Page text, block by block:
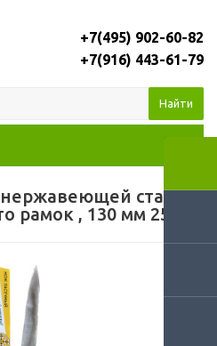
+7(495) 902-60-82
+7(916) 443-61-79
Найти
стали -
рамок , 130 мм 2553Д